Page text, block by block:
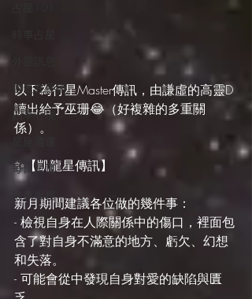
遊走在藝術
四季心境
每日星運
推薦服務
以下為行星Master傳訊，由謙虛的高靈D
讀出給予巫珊😂（好複雜的多重關
係）。
✨【凱龍星傳訊】
新月期間建議各位做的幾件事：
- 檢視自身在人際關係中的傷口，裡面包
含了對自身不滿意的地方、虧欠、幻想
和失落。
- 可能會從中發現自身對愛的缺陷與匱